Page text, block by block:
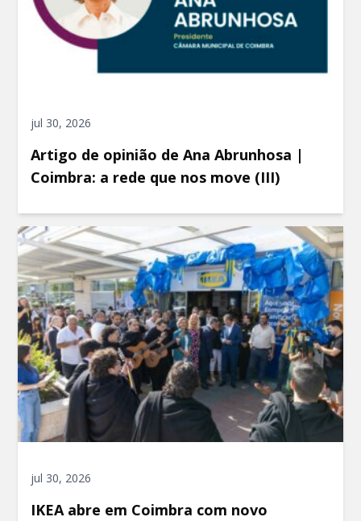
jul 30, 2026
Artigo de opinião de Ana Abrunhosa |
Coimbra: a rede que nos move (III)
jul 30, 2026
IKEA abre em Coimbra com novo